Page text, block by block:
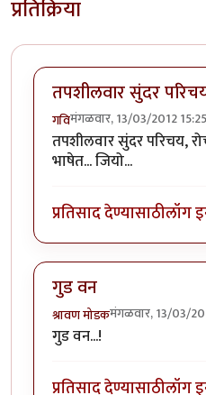
प्रतिक्रिया
तपशीलवार सुंदर
गविमंगळवार, 13/03/2012 15:25
तपशीलवार सुंदर परिचय,
भाषेत... जियो...
प्रतिसाद देण्यासाठीलॉग
गुड वन
श्रावण मोडकमंगळवार, 13/03/
गुड वन...!
प्रतिसाद देण्यासाठीलॉग